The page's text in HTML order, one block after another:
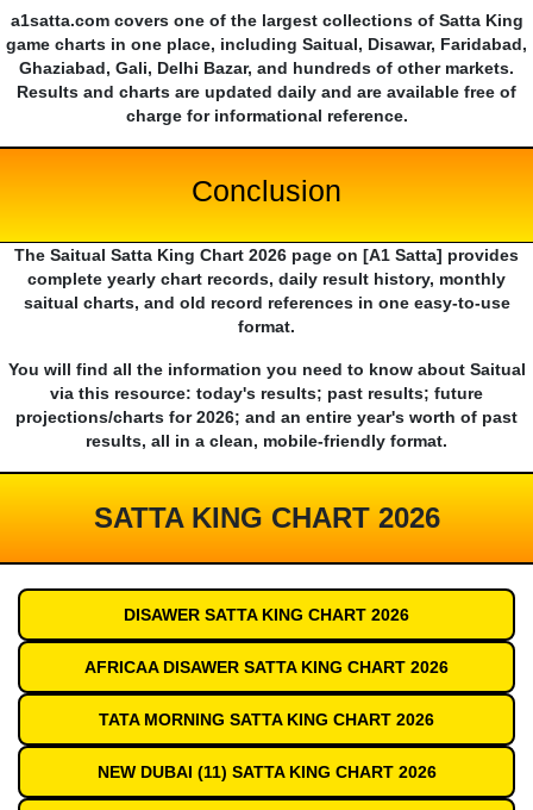
a1satta.com covers one of the largest collections of Satta King
game charts in one place, including Saitual, Disawar, Faridabad,
Ghaziabad, Gali, Delhi Bazar, and hundreds of other markets.
Results and charts are updated daily and are available free of
charge for informational reference.
Conclusion
The Saitual Satta King Chart 2026 page on [A1 Satta] provides
complete yearly chart records, daily result history, monthly
saitual charts, and old record references in one easy-to-use
format.
You will find all the information you need to know about Saitual
via this resource: today's results; past results; future
projections/charts for 2026; and an entire year's worth of past
results, all in a clean, mobile-friendly format.
SATTA KING CHART 2026
DISAWER SATTA KING CHART 2026
AFRICAA DISAWER SATTA KING CHART 2026
TATA MORNING SATTA KING CHART 2026
NEW DUBAI (11) SATTA KING CHART 2026